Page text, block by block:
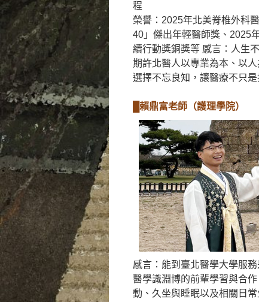
程
榮譽：2025年北美脊椎外科
40」傑出年輕醫師獎、2025
續行動獎銅獎等 感言：人生
期許北醫人以專業為本、以
選擇不忘良知，讓醫療不只
█賴鼎富老師（護理學院）
感言：能到臺北醫學大學服
醫學識淵博的前輩學習與合
動、久坐與睡眠以及相關日